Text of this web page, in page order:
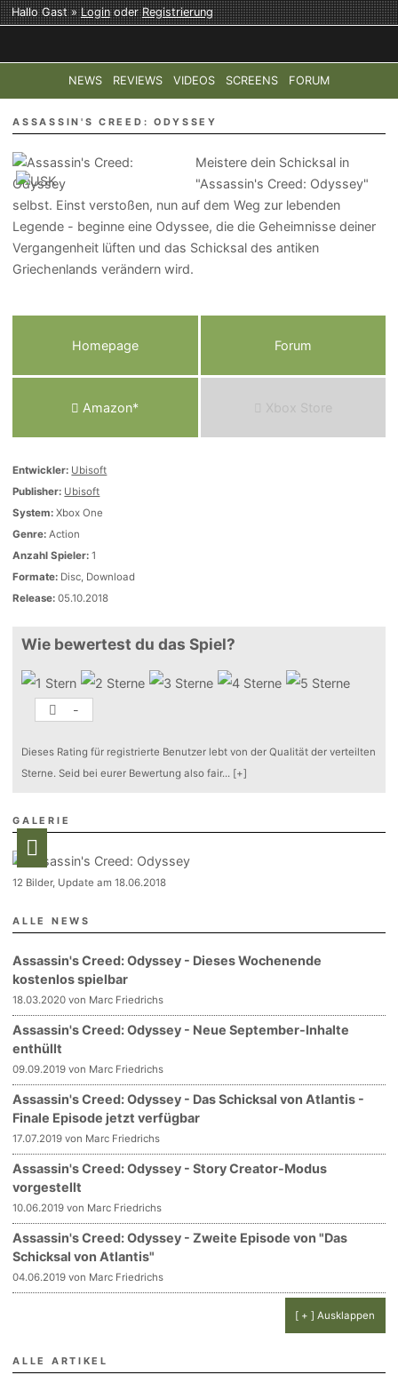
Hallo Gast »LoginoderRegistrierung
NEWS REVIEWS VIDEOS SCREENS FORUM
TOP-THEMEN: COD: MODERN WARFARE 4 HALO:
ASSASSIN'S CREED: ODYSSEY
Meistere dein Schicksal in
"Assassin's Creed: Odyssey"
selbst. Einst verstoßen, nun auf dem Weg zur lebenden
Legende - beginne eine Odyssee, die die Geheimnisse deiner
Vergangenheit lüften und das Schicksal des antiken
Griechenlands verändern wird.
Homepage Forum
Amazon* Xbox Store
Entwickler: Ubisoft
Publisher: Ubisoft
System: Xbox One
Genre: Action
Anzahl Spieler: 1
Formate: Disc, Download
Release: 05.10.2018
Wie bewertest du das Spiel?
-
Dieses Rating für registrierte Benutzer lebt von der Qualität der verteilten
Sterne. Seid bei eurer Bewertung also fair... [+]
GALERIE
12 Bilder, Update am 18.06.2018
ALLE NEWS
Assassin's Creed: Odyssey - Dieses Wochenende
kostenlos spielbar
18.03.2020 von Marc Friedrichs
Assassin's Creed: Odyssey - Neue September-Inhalte
enthüllt
09.09.2019 von Marc Friedrichs
Assassin's Creed: Odyssey - Das Schicksal von Atlantis -
Finale Episode jetzt verfügbar
17.07.2019 von Marc Friedrichs
Assassin's Creed: Odyssey - Story Creator-Modus
vorgestellt
10.06.2019 von Marc Friedrichs
Assassin's Creed: Odyssey - Zweite Episode von "Das
Schicksal von Atlantis"
04.06.2019 von Marc Friedrichs
[ + ] Ausklappen
ALLE ARTIKEL